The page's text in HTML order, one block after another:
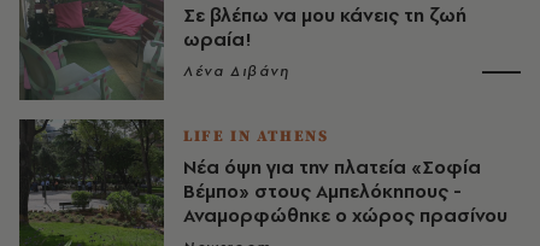
Σε βλέπω να μου κάνεις τη ζωή
ωραία!
Λένα Διβάνη
LIFE IN ATHENS
Νέα όψη για την πλατεία «Σοφία
Βέμπο» στους Αμπελόκηπους -
Αναμορφώθηκε ο χώρος πρασίνου